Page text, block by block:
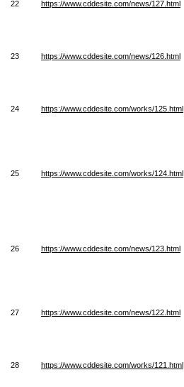
22 https://www.cddesite.com/news/127.html
23 https://www.cddesite.com/news/126.html
24 https://www.cddesite.com/works/125.html
25 https://www.cddesite.com/works/124.html
26 https://www.cddesite.com/news/123.html
27 https://www.cddesite.com/news/122.html
28 https://www.cddesite.com/works/121.html